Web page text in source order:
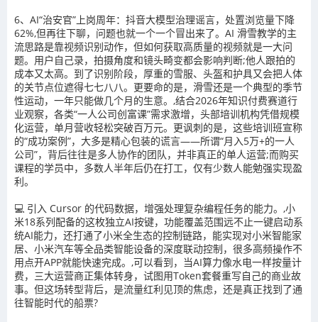
6、AI“治安官”上岗周年：抖音大模型治理谣言，处置浏览量下降
62%,但再往下聊，问题也就一个一个冒出来了。AI 滑雪教学的主
流思路是靠视频识别动作，但如何获取高质量的视频就是一大问
题。用户自己录，拍摄角度和镜头畸变都会影响判断;他人跟拍的
成本又太高。到了识别阶段，厚重的雪服、头盔和护具又会把人体
的关节点位遮得七七八八。更要命的是，滑雪还是一个典型的季节
性运动，一年只能做几个月的生意。,结合2026年知识付费赛道行
业观察，各类“一人公司创富课”需求激增，头部培训机构凭借规模
化运营，单月营收轻松突破百万元。更讽刺的是，这些培训班宣称
的“成功案例”，大多是精心包装的谎言——所谓“月入5万+的一人
公司”，背后往往是多人协作的团队，并非真正的单人运营;而购买
课程的学员中，多数人半年后仍在打工，仅有少数人能勉强实现盈
利。
💻 引入 Cursor 的代码数据，增强处理复杂编程任务的能力。,小
米18系列配备的这枚独立AI按键，功能覆盖范围远不止一键启动系
统AI能力，还打通了小米全生态的控制链路，能实现对小米智能家
居、小米汽车等全品类智能设备的深度联动控制，很多高频操作不
用点开APP就能快速完成。,可以看到，当AI算力像水电一样按量计
费，三大运营商正集体转身，试图用Token套餐重写自己的商业故
事。但这场转型背后，是流量红利见顶的焦虑，还是真正找到了通
往智能时代的船票?